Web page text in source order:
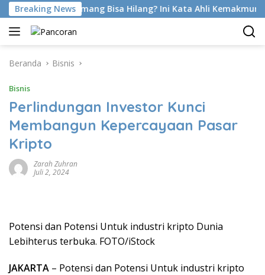
Langsung
ke
konten
Breaking News
Latihan Emang Bisa Hilang? Ini Kata Ahli Kemakmuran
Beranda Bisnis
Bisnis
Perlindungan Investor Kunci
Membangun Kepercayaan Pasar
Kripto
Zarah Zuhran
Juli 2, 2024
Potensi dan Potensi Untuk industri kripto Dunia
Lebihterus terbuka. FOTO/iStock
JAKARTA – Potensi dan Potensi Untuk industri kripto